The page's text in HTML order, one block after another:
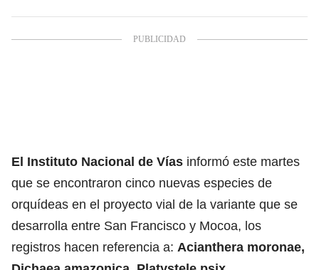
El Instituto Nacional de Vías informó este martes
que se encontraron cinco nuevas especies de
orquídeas en el proyecto vial de la variante que se
desarrolla entre San Francisco y Mocoa, los
registros hacen referencia a: Acianthera moronae,